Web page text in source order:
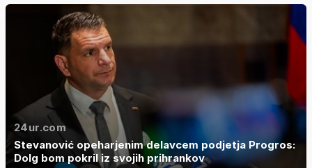
24ur.com
Stevanović opeharjenim delavcem podjetja Progros:
Dolg bom pokril iz svojih prihrankov